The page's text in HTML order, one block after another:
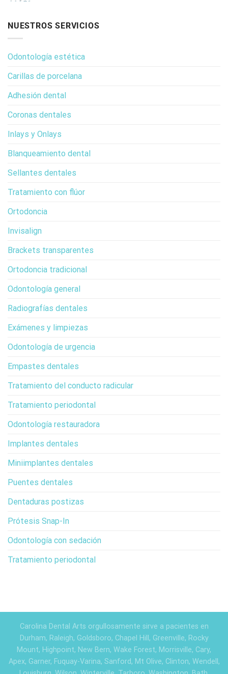
NUESTROS SERVICIOS
Odontología estética
Carillas de porcelana
Adhesión dental
Coronas dentales
Inlays y Onlays
Blanqueamiento dental
Sellantes dentales
Tratamiento con flúor
Ortodoncia
Invisalign
Brackets transparentes
Ortodoncia tradicional
Odontología general
Radiografías dentales
Exámenes y limpiezas
Odontología de urgencia
Empastes dentales
Tratamiento del conducto radicular
Tratamiento periodontal
Odontología restauradora
Implantes dentales
Miniimplantes dentales
Puentes dentales
Dentaduras postizas
Prótesis Snap-In
Odontología con sedación
Tratamiento periodontal
Carolina Dental Arts orgullosamente sirve a pacientes en
Durham, Raleigh, Goldsboro, Chapel Hill, Greenville, Rocky
Mount, Highpoint, New Bern, Wake Forest, Morrisville, Cary,
Apex, Garner, Fuquay-Varina, Sanford, Mt Olive, Clinton, Wendell,